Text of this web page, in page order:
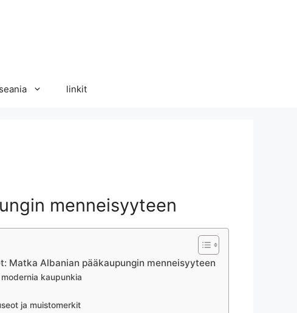
linkit
menneisyyteen
Matka Albanian pääkaupungin menneisyyteen
kaupunkia
ja muistomerkit